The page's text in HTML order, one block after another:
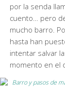
por la senda
cuento… pero
mucho barro.
hasta han
intentar salvar
momento en el